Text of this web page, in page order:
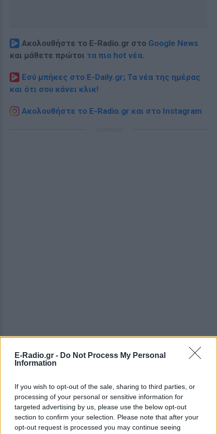
E-Radio.gr - Do Not Process My Personal
Information
If you wish to opt-out of the sale, sharing to third parties, or
processing of your personal or sensitive information for
targeted advertising by us, please use the below opt-out
section to confirm your selection. Please note that after your
opt-out request is processed you may continue seeing
Ακολουθήστε το E-Radio.gr στο Google News
και μάθετε πρώτοι τα πιο hot νέα.
Εσύ μπήκες στο E-Daily.gr; Τα νέα της ημέρας
και ότι σου κάνει κλικ!
Ακολουθήστε το E-Radio.gr και στο Instagram
ΔΕΙΤΕ ΕΠΙΣΗΣ
ΣΤΗΝ ΙΔΙΑ ΚΑΤΗΓΟΡΙΑ
H Ιωάννα Σιαμπάνη ανέβασε
φωτογραφίες με τους γιους
της – Η στιγμή του θηλασμού